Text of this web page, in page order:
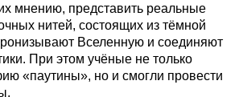
мнению, представить реальные
нитей, состоящих из тёмной
Вселенную и соединяют
При этом учёные не только
«паутины», но и смогли провести